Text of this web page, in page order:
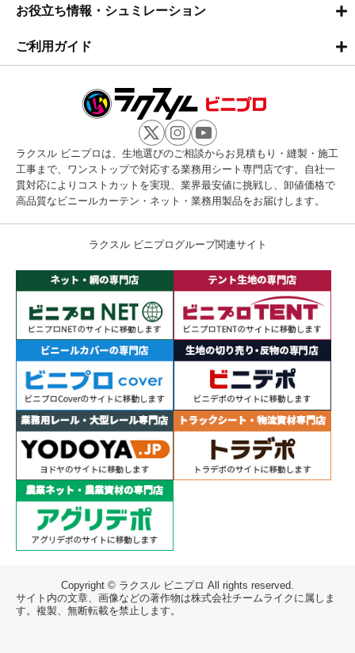
お役立ち情報・シュミレーション
ご利用ガイド
ラクスル ビニプロは、生地選びのご相談からお見積もり・縫製・施工
工事まで、ワンストップで対応する業務用シート専門店です。自社一
貫対応によりコストカットを実現、業界最安値に挑戦し、卸値価格で
高品質なビニールカーテン・ネット・業務用製品をお届けします。
ラクスル ビニプログループ関連サイト
Copyright © ラクスル ビニプロ All rights reserved.
サイト内の文章、画像などの著作物は株式会社チームライクに属しま
す。複製、無断転載を禁止します。